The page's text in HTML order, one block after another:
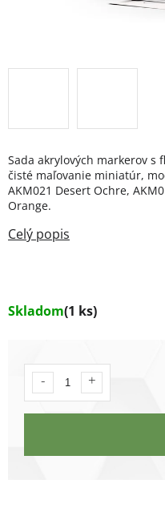
Skladom(1 ks)
Sada akrylových markerov
čisté maľovanie miniatúr,
AKM021 Desert Ochre,
Orange.